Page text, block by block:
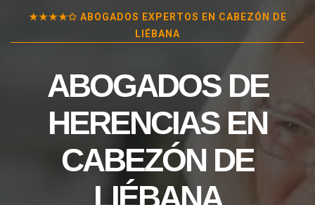
★★★★✩ ABOGADOS EXPERTOS EN CABEZÓN DE
LIÉBANA
ABOGADOS DE
HERENCIAS EN
CABEZÓN DE
LIÉBANA